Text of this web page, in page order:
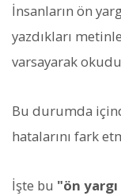
İnsanların ön
yazdıkları
varsayarak
Bu durumda
hatalarını fark
İşte bu "ön